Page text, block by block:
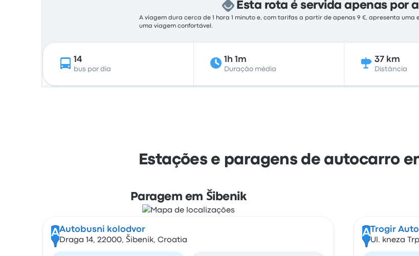
Esta rota é servida apenas por
A viagem dura cerca de 1 hora 1 minuto e, com tarifas a partir de apenas 9 €, apresenta
uma viagem confortável.
14
bus por dia
1h 1m
Duração média
37 km
Distância
Estações e paragens de autocarro
Paragem em Šibenik
AAutobusni kolodvor
Draga 14, 22000, Šibenik, Croatia
A Trogir
Ul. kneza